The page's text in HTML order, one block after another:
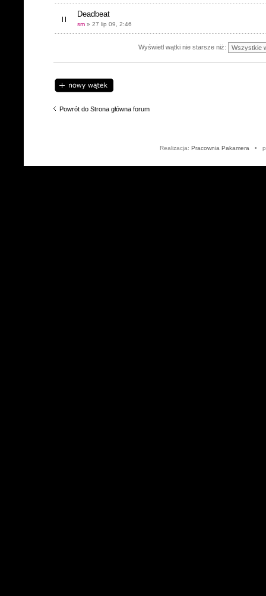
Deadbeat
sm » 27 lip 09, 2:46
Wyświetl wątki nie starsze niż:
Napisz wątek
Powrót do Strona główna forum
Realizacja: Pracownia Pakamera •